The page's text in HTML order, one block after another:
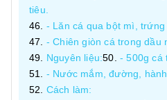
tiêu.
- Lăn cá qua bột mì, trứng
- Chiên giòn cá trong dầu
Nguyên liệu:
- 500g cá
- Nước mắm, đường,
Cách làm: